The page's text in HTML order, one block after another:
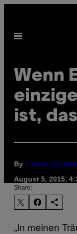
content
Open
Wenn
ist,
By Lauren
August 5, 2015,
Share:
„In meinen